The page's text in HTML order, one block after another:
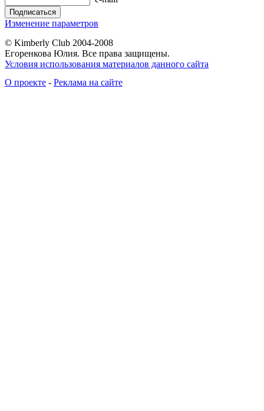
Изменение параметров
© Kimberly Club 2004-2008
Егоренкова Юлия. Все права защищены.
Условия использования материалов данного сайта
О проекте - Реклама на сайте